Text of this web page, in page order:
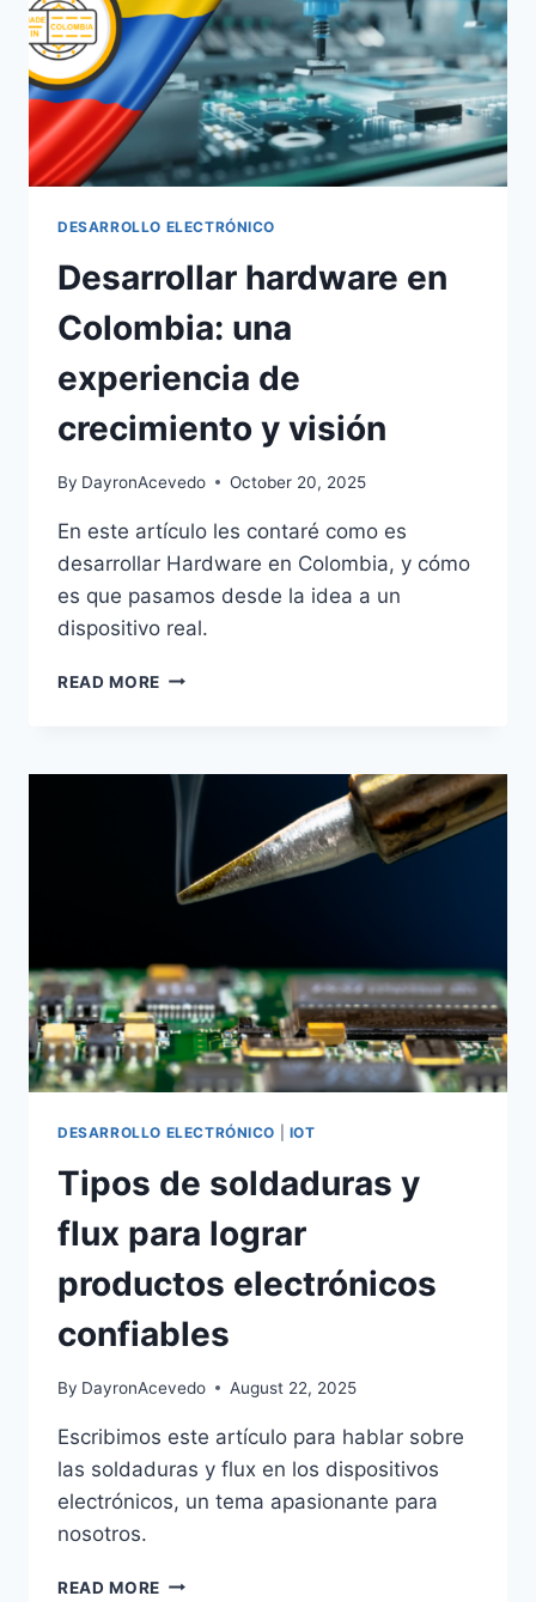
DESARROLLO ELECTRÓNICO
Desarrollar hardware en
Colombia: una
experiencia de
crecimiento y visión
By DayronAcevedo October 20, 2025
En este artículo les contaré como es
desarrollar Hardware en Colombia, y cómo
es que pasamos desde la idea a un
dispositivo real.
READ MORE
DESARROLLO ELECTRÓNICO IOT
Tipos de soldaduras y
flux para lograr
productos electrónicos
confiables
By DayronAcevedo August 22, 2025
Escribimos este artículo para hablar sobre
las soldaduras y flux en los dispositivos
electrónicos, un tema apasionante para
nosotros.
READ MORE